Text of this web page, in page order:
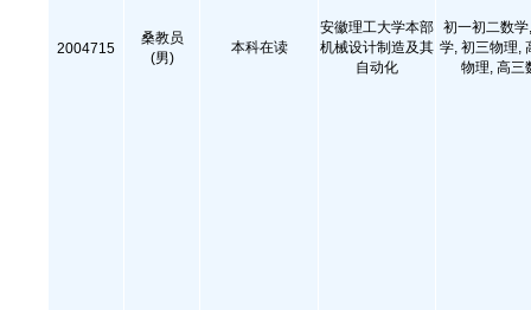
2004715
桑教员
(男)
本科在读
安徽理工大学本部
机械设计制造及其
自动化
初一初二数
学, 初三物理,
物理, 高三